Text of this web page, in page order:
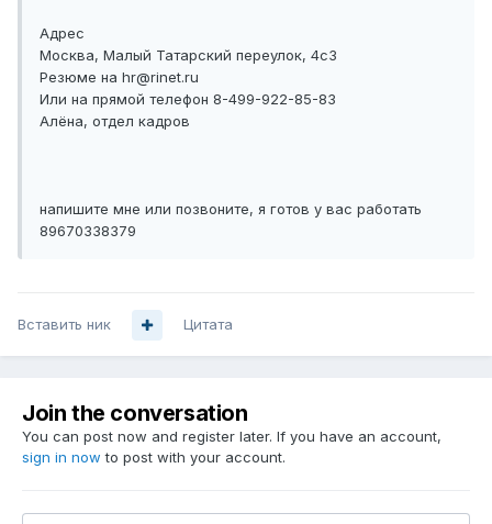
Адрес
Москва, Малый Татарский переулок, 4с3
Резюме на hr@rinet.ru
Или на прямой телефон 8-499-922-85-83
Алёна, отдел кадров
напишите мне или позвоните, я готов у вас работать
89670338379
Вставить ник Цитата
Join the conversation
You can post now and register later. If you have an account,
sign in now to post with your account.